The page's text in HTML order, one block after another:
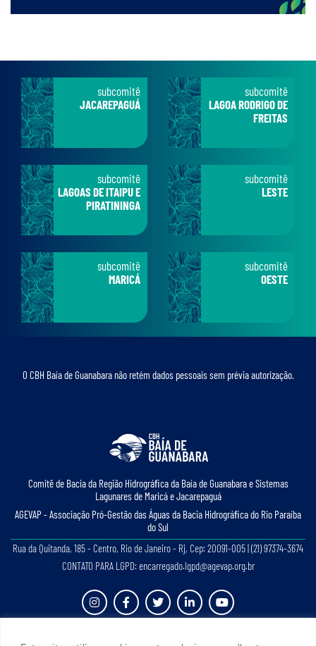
subcomitê
JACAREPAGUÁ
subcomitê
LAGOA RODRIGO DE
FREITAS
subcomitê
LAGOAS DE ITAIPU E
PIRATININGA
subcomitê
LESTE
subcomitê
MARICÁ
subcomitê
OESTE
O CBH Baía de Guanabara não retém dados pessoais sem prévia autorização.
Comitê de Bacia da Região Hidrográﬁca da Baía de Guanabara e Sistemas
Lagunares de Maricá e Jacarepaguá
AGEVAP - Associação Pró-Gestão das Águas da Bacia Hidrográﬁca do Rio Paraíba
do Sul
Rua da Quitanda, 185 - Centro, Rio de Janeiro - Rj, Cep: 20091-005 | (21) 97374-3674
CONTATO PARA LGPD: encarregado.lgpd@agevap.org.br